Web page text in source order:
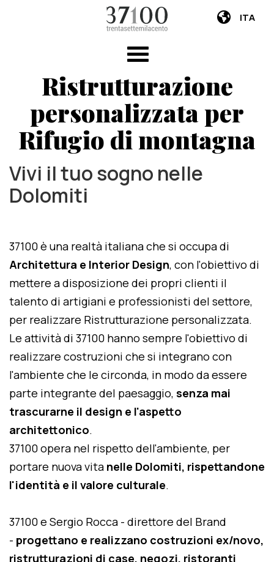
ITA
Ristrutturazione
personalizzata per
Rifugio di montagna
Vivi il tuo sogno nelle
Dolomiti
37100 è una realtà italiana che si occupa di
Architettura e Interior Design, con l'obiettivo di
mettere a disposizione dei propri clienti il
talento di artigiani e professionisti del settore,
per realizzare Ristrutturazione personalizzata.
Le attività di 37100 hanno sempre l'obiettivo di
realizzare costruzioni che si integrano con
l'ambiente che le circonda, in modo da essere
parte integrante del paesaggio, senza mai
trascurarne il design e l'aspetto
architettonico.
37100 opera nel rispetto dell'ambiente, per
portare nuova vita nelle Dolomiti, rispettandone
l'identità e il valore culturale.
37100 e Sergio Rocca - direttore del Brand
- progettano e realizzano costruzioni ex/novo,
ristrutturazioni di case, negozi, ristoranti